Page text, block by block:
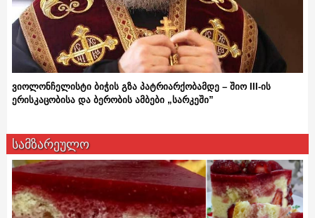
ვიოლონჩელისტი ბიჭის გზა პატრიარქობამდე – შიო III-ის
ერისკაცობისა და ბერობის ამბები „სარკეში”
სამზარეულო